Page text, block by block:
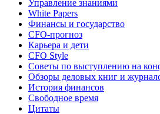
Управление знаниями
White Papers
Финансы и государство
CFO-прогноз
Карьера и дети
CFO Style
Советы по выступлению на
Обзоры деловых книг и
История финансов
Свободное время
Цитаты